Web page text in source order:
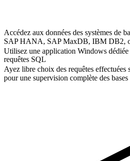
Accédez aux données des systèmes de
SAP HANA, SAP MaxDB, IBM DB2,
Utilisez une application Windows dédiée
requêtes SQL
Ayez libre choix des requêtes effectuées
pour une supervision complète des bases